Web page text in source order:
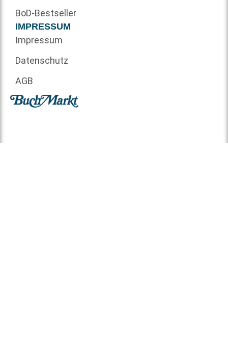
BoD-Bestseller
IMPRESSUM
Impressum
Datenschutz
AGB